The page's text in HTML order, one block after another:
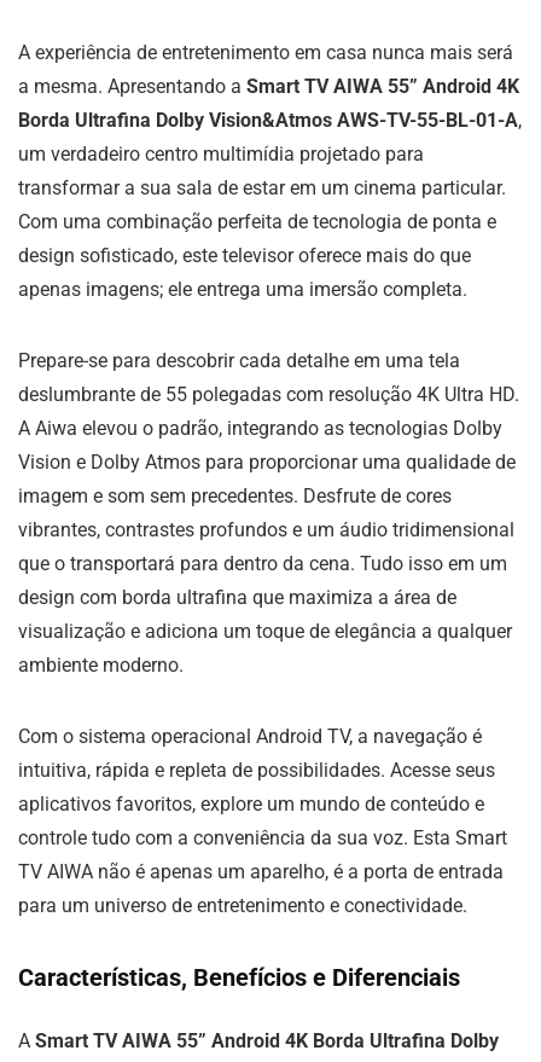
A experiência de entretenimento em casa nunca mais será
a mesma. Apresentando a Smart TV AIWA 55” Android 4K
Borda Ultrafina Dolby Vision&Atmos AWS-TV-55-BL-01-A,
um verdadeiro centro multimídia projetado para
transformar a sua sala de estar em um cinema particular.
Com uma combinação perfeita de tecnologia de ponta e
design sofisticado, este televisor oferece mais do que
apenas imagens; ele entrega uma imersão completa.
Prepare-se para descobrir cada detalhe em uma tela
deslumbrante de 55 polegadas com resolução 4K Ultra HD.
A Aiwa elevou o padrão, integrando as tecnologias Dolby
Vision e Dolby Atmos para proporcionar uma qualidade de
imagem e som sem precedentes. Desfrute de cores
vibrantes, contrastes profundos e um áudio tridimensional
que o transportará para dentro da cena. Tudo isso em um
design com borda ultrafina que maximiza a área de
visualização e adiciona um toque de elegância a qualquer
ambiente moderno.
Com o sistema operacional Android TV, a navegação é
intuitiva, rápida e repleta de possibilidades. Acesse seus
aplicativos favoritos, explore um mundo de conteúdo e
controle tudo com a conveniência da sua voz. Esta Smart
TV AIWA não é apenas um aparelho, é a porta de entrada
para um universo de entretenimento e conectividade.
Características, Benefícios e Diferenciais
A Smart TV AIWA 55” Android 4K Borda Ultrafina Dolby